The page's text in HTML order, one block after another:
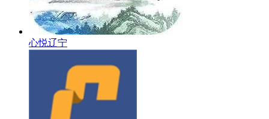
心悦辽宁